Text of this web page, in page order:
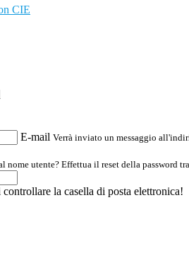
CIE
E-mail Verrà inviato un messaggio
nome utente? Effettua il reset della password
la casella di posta elettronica!